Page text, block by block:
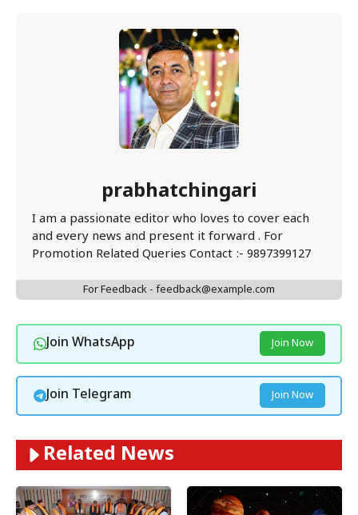
prabhatchingari
I am a passionate editor who loves to cover each
and every news and present it forward . For
Promotion Related Queries Contact :- 9897399127
For Feedback - feedback@example.com
Join WhatsApp Join Now
Join Telegram Join Now
Related News